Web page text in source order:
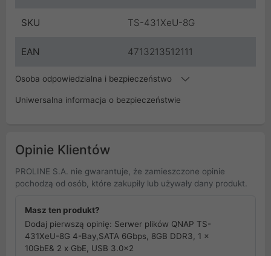
SKU TS-431XeU-8G
EAN 4713213512111
Osoba odpowiedzialna i bezpieczeństwo
Uniwersalna informacja o bezpieczeństwie
Opinie Klientów
PROLINE S.A. nie gwarantuje, że zamieszczone opinie
pochodzą od osób, które zakupiły lub używały dany produkt.
Masz ten produkt?
Dodaj pierwszą opinię: Serwer plików QNAP TS-
431XeU-8G 4-Bay,SATA 6Gbps, 8GB DDR3, 1 x
10GbE& 2 x GbE, USB 3.0x2